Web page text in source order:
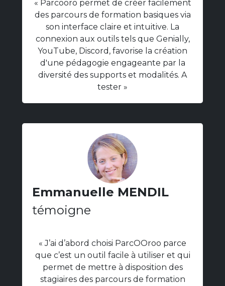
« Parcooro permet de créer facilement
des parcours de formation basiques via
son interface claire et intuitive. La
connexion aux outils tels que Genially,
YouTube, Discord, favorise la création
d'une pédagogie engageante par la
diversité des supports et modalités. A
tester »
Emmanuelle MENDIL
témoigne
« J’ai d’abord choisi ParcOOroo parce
que c’est un outil facile à utiliser et qui
permet de mettre à disposition des
stagiaires des parcours de formation